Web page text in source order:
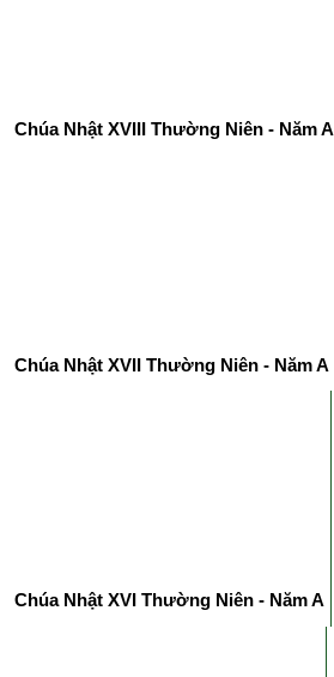
Chúa Nhật XVIII Thường Niên - Năm A
Chúa Nhật XVII Thường Niên - Năm A
Chúa Nhật XVI Thường Niên - Năm A